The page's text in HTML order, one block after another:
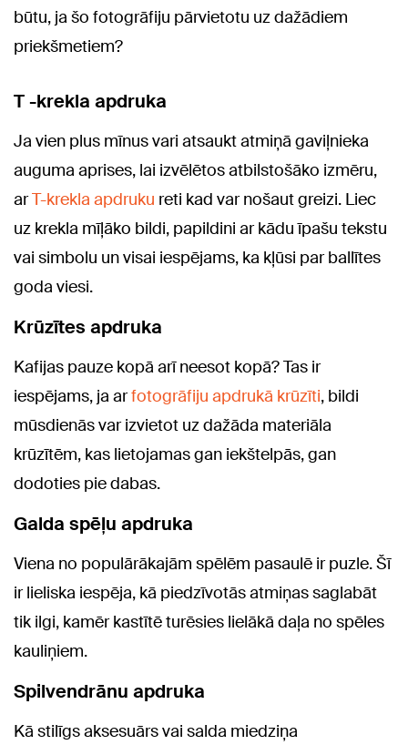
būtu, ja šo fotogrāfiju pārvietotu uz dažādiem
priekšmetiem?
T -krekla apdruka
Ja vien plus mīnus vari atsaukt atmiņā gaviļnieka
auguma aprises, lai izvēlētos atbilstošāko izmēru,
arT-krekla apdruku reti kad var nošaut greizi. Liec
uz krekla mīļāko bildi, papildini ar kādu īpašu tekstu
vai simbolu un visai iespējams, ka kļūsi par ballītes
goda viesi.
Krūzītes apdruka
Kafijas pauze kopā arī neesot kopā? Tas ir
iespējams, ja arfotogrāfiju apdrukā krūzīti, bildi
mūsdienās var izvietot uz dažāda materiāla
krūzītēm, kas lietojamas gan iekštelpās, gan
dodoties pie dabas.
Galda spēļu apdruka
Viena no populārākajām spēlēm pasaulē ir puzle. Šī
ir lieliska iespēja, kā piedzīvotās atmiņas saglabāt
tik ilgi, kamēr kastītē turēsies lielākā daļa no spēles
kauliņiem.
Spilvendrānu apdruka
Kā stilīgs aksesuārs vai salda miedziņa